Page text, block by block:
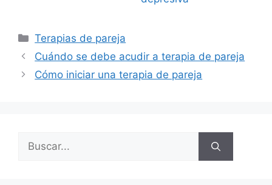
Categorías
Terapias de pareja
Cuándo se debe acudir a terapia de pareja
Cómo iniciar una terapia de pareja
Buscar: